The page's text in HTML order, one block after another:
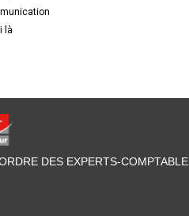
là
DES EXPERTS-